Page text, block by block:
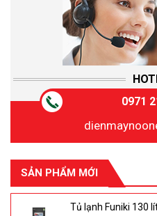
0971
SẢN PHẨM MỚI
Tủ lạnh Funiki 130